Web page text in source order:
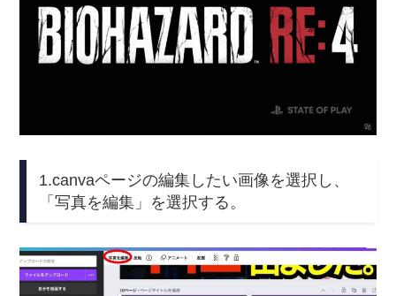
1.canvaページの編集したい画像を選択し、
「写真を編集」を選択する。